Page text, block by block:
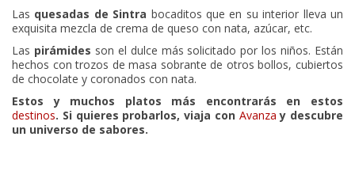
Las quesadas de Sintra bocaditos que en su interior lleva un
exquisita mezcla de crema de queso con nata, azúcar, etc.
Las pirámides son el dulce más solicitado por los niños. Están
hechos con trozos de masa sobrante de otros bollos, cubiertos
de chocolate y coronados con nata.
Estos y muchos platos más encontrarás en estos
destinos. Si quieres probarlos, viaja con Avanza y descubre
un universo de sabores.